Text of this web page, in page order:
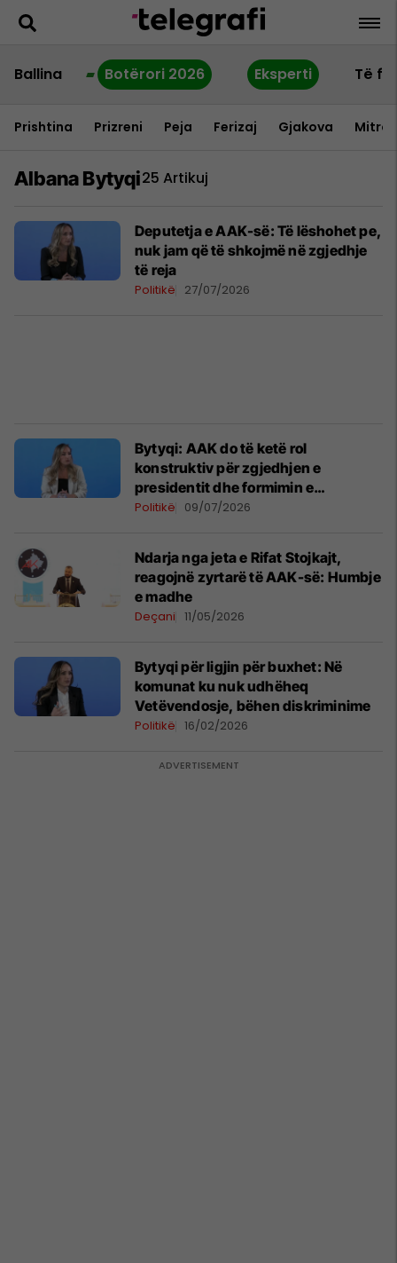
Ballina Botërori 2026 Eksperti Të
Prishtina Prizreni Peja Ferizaj Gjakova
Albana Bytyqi25 Artikuj
Deputetja e AAK-së: Të lëshohet pe,
nuk jam që të shkojmë në zgjedhje
të reja
Politikë 27/07/2026
Bytyqi: AAK do të ketë rol
konstruktiv për zgjedhjen e
presidentit dhe formimin e
institucioneve
Politikë 09/07/2026
Ndarja nga jeta e Rifat Stojkajt,
reagojnë zyrtarë të AAK-së: Humbje
e madhe
Deçani 11/05/2026
Bytyqi për ligjin për buxhet: Në
komunat ku nuk udhëheq
Vetëvendosje, bëhen diskriminime
Politikë 16/02/2026